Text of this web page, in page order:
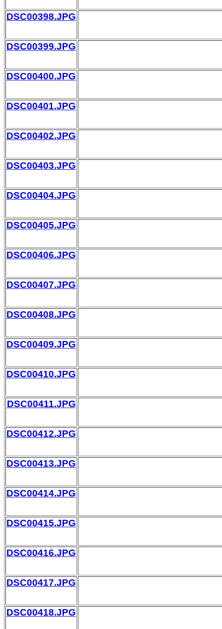
DSC00398.JPG
DSC00399.JPG
DSC00400.JPG
DSC00401.JPG
DSC00402.JPG
DSC00403.JPG
DSC00404.JPG
DSC00405.JPG
DSC00406.JPG
DSC00407.JPG
DSC00408.JPG
DSC00409.JPG
DSC00410.JPG
DSC00411.JPG
DSC00412.JPG
DSC00413.JPG
DSC00414.JPG
DSC00415.JPG
DSC00416.JPG
DSC00417.JPG
DSC00418.JPG